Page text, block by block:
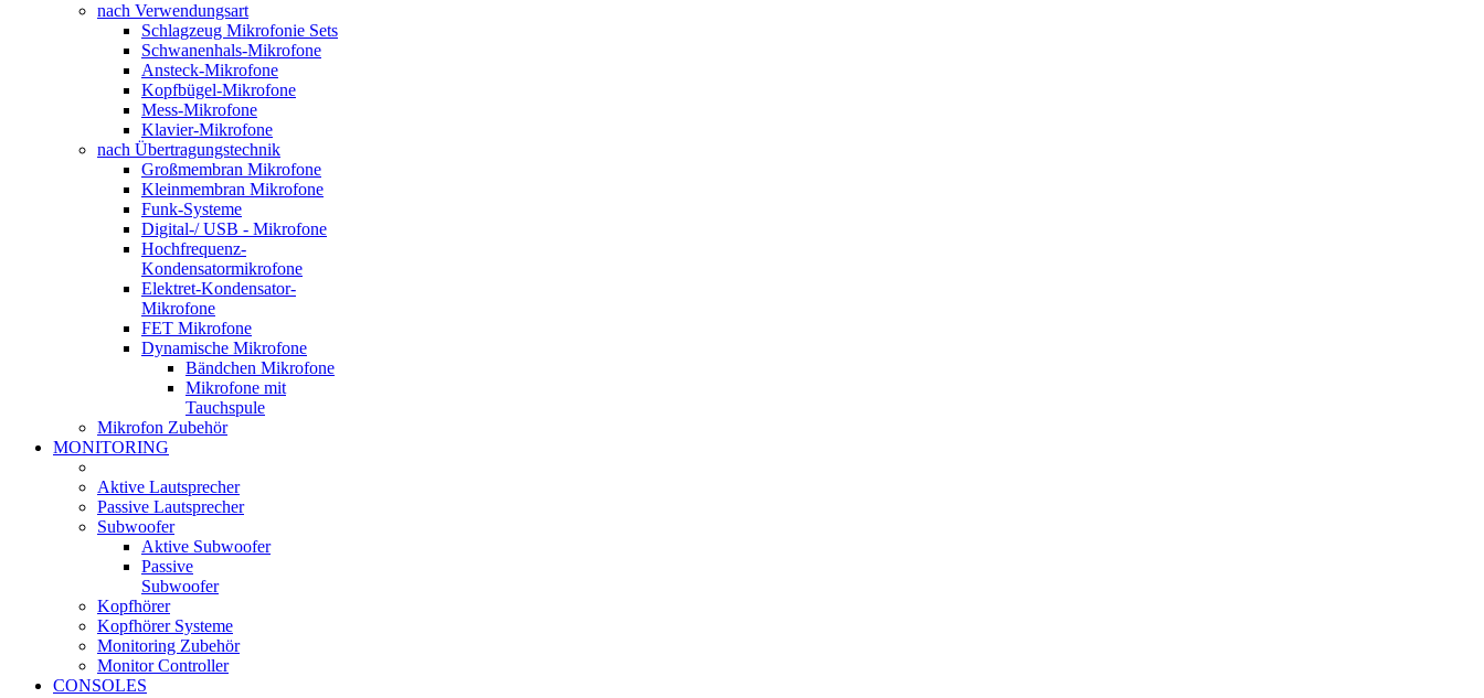
nach Verwendungsart
Schlagzeug Mikrofonie Sets
Schwanenhals-Mikrofone
Ansteck-Mikrofone
Kopfbügel-Mikrofone
Mess-Mikrofone
Klavier-Mikrofone
nach Übertragungstechnik
Großmembran Mikrofone
Kleinmembran Mikrofone
Funk-Systeme
Digital-/ USB - Mikrofone
Hochfrequenz-
Kondensatormikrofone
Elektret-Kondensator-
Mikrofone
FET Mikrofone
Dynamische Mikrofone
Bändchen Mikrofone
Mikrofone mit
Tauchspule
Mikrofon Zubehör
MONITORING
Aktive Lautsprecher
Passive Lautsprecher
Subwoofer
Aktive Subwoofer
Passive
Subwoofer
Kopfhörer
Kopfhörer Systeme
Monitoring Zubehör
Monitor Controller
CONSOLES